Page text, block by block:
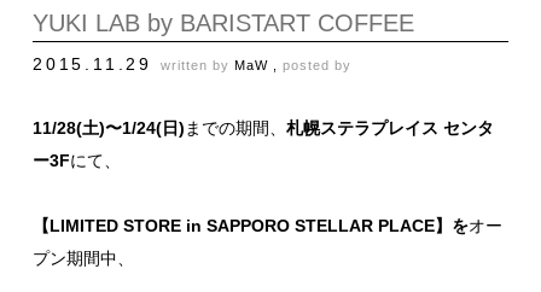
YUKI LAB by BARISTART COFFEE
2015.11.29 written by MaW , posted by
11/28(土)〜1/24(日) までの期間、 札幌ステラプレイス センタ
ー3Fにて、
【LIMITED STORE in SAPPORO STELLAR PLACE】をオー
プン期間中、